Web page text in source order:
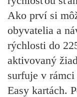
Ako prví si
obyvatelia a
rýchlosti do
aktivovaný
surfuje v rámci
Easy kartách.